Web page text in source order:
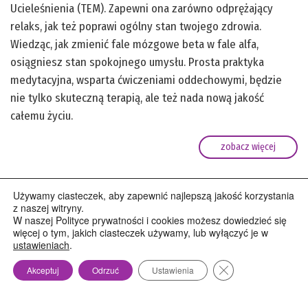
Ucieleśnienia (TEM). Zapewni ona zarówno odprężający
relaks, jak też poprawi ogólny stan twojego zdrowia.
Wiedząc, jak zmienić fale mózgowe beta w fale alfa,
osiągniesz stan spokojnego umysłu. Prosta praktyka
medytacyjna, wsparta ćwiczeniami oddechowymi, będzie
nie tylko skuteczną terapią, ale też nada nową jakość
całemu życiu.
zobacz więcej
Używamy ciasteczek, aby zapewnić najlepszą jakość korzystania
z naszej witryny.
W naszej Polityce prywatności i cookies możesz dowiedzieć się
więcej o tym, jakich ciasteczek używamy, lub wyłączyć je w
ustawieniach.
Akceptuj Odrzuć Ustawienia Zamknij panel